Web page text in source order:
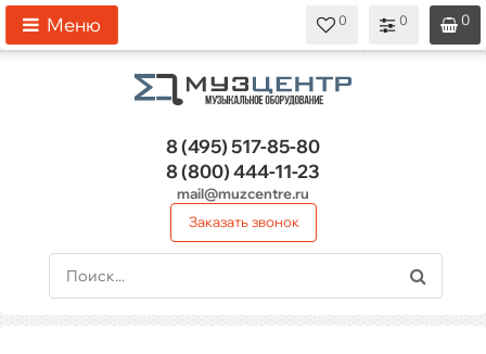
0
0
0
Меню
8 (495)517-85-80
8 (800)444-11-23
mail@muzcentre.ru
Заказать звонок